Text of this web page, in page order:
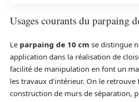
Usages courants du parpaing
Le parpaing de 10 cm se distingue
application dans la réalisation de
facilité de manipulation en font un
les travaux d’intérieur. On le
construction de murs de séparation,